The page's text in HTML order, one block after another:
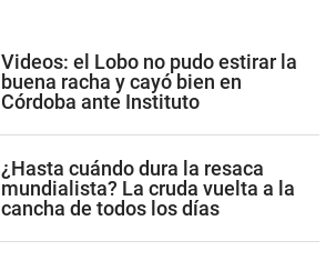
Videos: el Lobo no pudo estirar la
buena racha y cayó bien en
Córdoba ante Instituto
¿Hasta cuándo dura la resaca
mundialista? La cruda vuelta a la
cancha de todos los días